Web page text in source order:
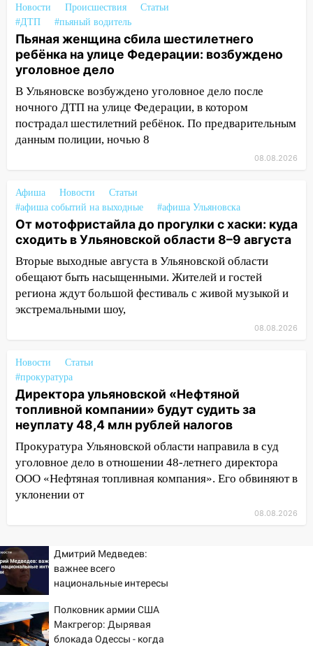
Федерации
12:01
Пьяная женщина сбила
шестилетнего ребёнка на улице
Федерации: возбуждено уголовное дело
11:16 В Ульяновске ищут 37-летнего
мужчину, пропавшего ещё 19 июля
10:30 От мотофристайла до прогулки с
хаски: куда сходить в Ульяновской
10:11
Директора ульяновской
«Нефтяной топливной компании» будут
судить за неуплату 48,4 млн рублей
налогов
09:28 Дети на дорогах: пострадали
велосипедисты, мотоциклисты и
пешеходы. Обзор крупных аварий в
Ульяновской области
Поджог со свечой, 16 сгоревших
07:50 Какая погоды будет днем 8
августа
06:45 Императорский мост в
Ульяновске останется закрытым до
утра 10 августа
05:18 Судьба готовит сюрприз: гороскоп
на 8 августа — кому повезет с
04:47
В Ульяновской области объявили
ракетную опасность: звучат сирены
07.08.2026
20:40
Ульяновские аграрии смогут
купить тракторы с отсрочкой платежа
до декабря
Новости Происшествия
Статьи
#ДТП
#пьяный водитель
Пьяная женщина сбила шестилетнего
ребёнка на улице Федерации: возбуждено
уголовное дело
В Ульяновске возбуждено уголовное дело после
ночного ДТП на улице Федерации, в котором
пострадал шестилетний ребёнок. По предварительным
данным полиции, ночью 8
08.08.2026
Афиша Новости
Статьи
#афиша событий на выходные
#афиша Ульяновска
От мотофристайла до прогулки с хаски: куда
сходить в Ульяновской области 8–9 августа
Вторые выходные августа в Ульяновской области
обещают быть насыщенными. Жителей и гостей
региона ждут большой фестиваль с живой музыкой и
экстремальными шоу,
08.08.2026
Новости
Статьи
#прокуратура
Директора ульяновской «Нефтяной
топливной компании» будут судить за
неуплату 48,4 млн рублей налогов
Прокуратура Ульяновской области направила в суд
уголовное дело в отношении 48-летнего директора
ООО «Нефтяная топливная компания». Его обвиняют в
уклонении от
08.08.2026
Дмитрий Медведев:
важнее всего
национальные интересы
Полковник армии США
Макгрегор: Дырявая
блокада Одессы - когда